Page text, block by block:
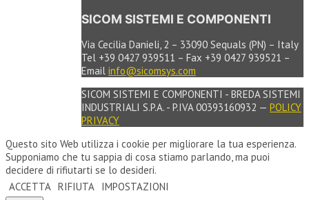
SICOM SISTEMI E COMPONENTI
Via Cecilia Danieli, 2 – 33090 Sequals (PN) – Italy
Tel +39 0427 939511 – Fax +39 0427 939521 –
Email info@sicomsys.com
SICOM SISTEMI E COMPONENTI - BREDA SISTEMI
INDUSTRIALI S.P.A. - P.IVA 00393160932 — POLICY
PRIVACY
Questo sito Web utilizza i cookie per migliorare la tua esperienza.
Supponiamo che tu sappia di cosa stiamo parlando, ma puoi
decidere di rifiutarti se lo desideri.
ACCETTA RIFIUTA IMPOSTAZIONI